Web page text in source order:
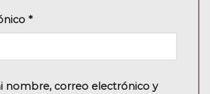
*
nombre, correo electrónico y